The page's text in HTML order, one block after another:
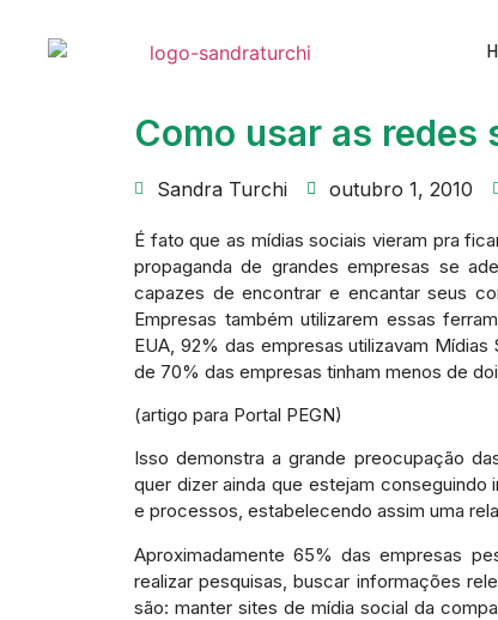
Como usar as redes
Sandra Turchi outubro 1, 2010
É fato que as mídias sociais vieram pra
propaganda de grandes empresas se
capazes de encontrar e encantar seus
Empresas também utilizarem essas
EUA, 92% das empresas utilizavam
de 70% das empresas tinham menos de
(artigo para Portal PEGN)
Isso demonstra a grande preocupação
quer dizer ainda que estejam
e processos, estabelecendo assim uma
Aproximadamente 65% das empresas
realizar pesquisas, buscar informações
são: manter sites de mídia social da